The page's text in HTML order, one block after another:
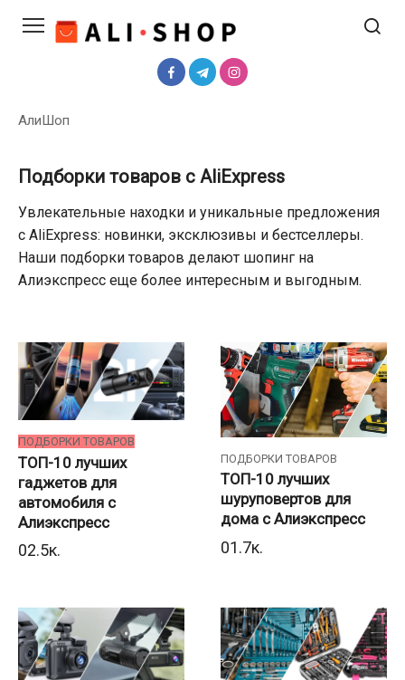
АлиШоп
Подборки товаров с AliExpress
Увлекательные находки и уникальные предложения
с AliExpress: новинки, эксклюзивы и бестселлеры.
Наши подборки товаров делают шопинг на
Алиэкспресс еще более интересным и выгодным.
ПОДБОРКИ ТОВАРОВ
ТОП-10 лучших
гаджетов для
автомобиля с
Алиэкспресс
02.5к.
ПОДБОРКИ ТОВАРОВ
ТОП-10 лучших
шуруповертов для
дома с Алиэкспресс
01.7к.